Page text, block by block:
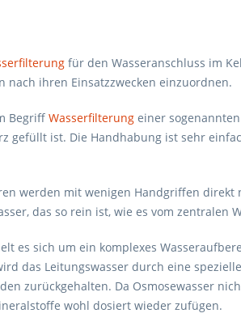
für den Wasseranschluss im
nach ihren Einsatzzwecken einzuordnen.
Begriff Wasserfilterung einer
gefüllt ist. Die Handhabung ist sehr
werden mit wenigen Handgriffen
das so rein ist, wie es vom zentralen
es sich um ein komplexes
das Leitungswasser durch eine
zurückgehalten. Da Osmosewasser
wohl dosiert wieder zufügen.